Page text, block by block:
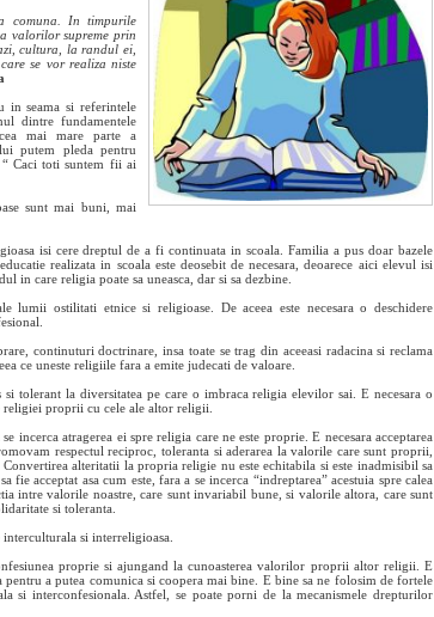
comuna. In timpurile
valorilor supreme prin
cultura, la randul ei,
se vor realiza niste
in seama si referintele
dintre fundamentele
mai mare parte a
putem pleda pentru
“ Caci toti suntem fii ai
sunt mai buni, mai
isi cere dreptul de a fi continuata in scoala. Familia a pus doar bazele
realizata in scoala este deosebit de necesara, deoarece aici elevul isi
in care religia poate sa uneasca, dar si sa dezbine.
ostilitati etnice si religioase. De aceea este necesara o deschidere
continuturi doctrinare, insa toate se trag din aceeasi radacina si reclama
ce uneste religiile fara a emite judecati de valoare.
tolerant la diversitatea pe care o imbraca religia elevilor sai. E necesara o
proprii cu cele ale altor religii.
incerca atragerea ei spre religia care ne este proprie. E necesara acceptarea
respectul reciproc, toleranta si aderarea la valorile care sunt proprii,
alteritatii la propria religie nu este echitabila si este inadmisibil sa
acceptat asa cum este, fara a se incerca “indreptarea” acestuia spre calea
intre valorile noastre, care sunt invariabil bune, si valorile altora, care sunt
si toleranta.
si interreligioasa.
proprie si ajungand la cunoasterea valorilor proprii altor religii. E
pentru a putea comunica si coopera mai bine. E bine sa ne folosim de fortele
si interconfesionala. Astfel, se poate porni de la mecanismele drepturilor